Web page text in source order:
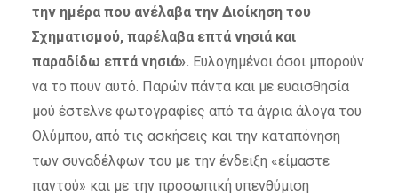
την ημέρα που ανέλαβα την Διοίκηση του
Σχηματισμού, παρέλαβα επτά νησιά και
παραδίδω επτά νησιά». Ευλογημένοι όσοι μπορούν
να το πουν αυτό. Παρών πάντα και με ευαισθησία
μού έστελνε φωτογραφίες από τα άγρια άλογα του
Ολύμπου, από τις ασκήσεις και την καταπόνηση
των συναδέλφων του με την ένδειξη «είμαστε
παντού» και με την προσωπική υπενθύμιση